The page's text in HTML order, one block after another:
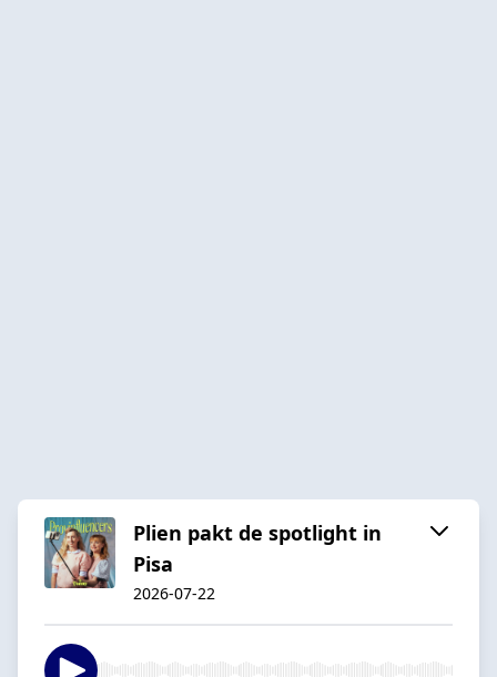
Plien pakt de spotlight in
Pisa
2026-07-22